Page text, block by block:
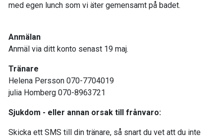
med egen lunch som vi äter gemensamt på badet.
Anmälan
Anmäl via ditt konto senast 19 maj.
Tränare
Helena Persson 070-7704019
julia Homberg 070-8963721
Sjukdom - eller annan orsak till frånvaro:
Skicka ett SMS till din tränare, så snart du vet att du inte